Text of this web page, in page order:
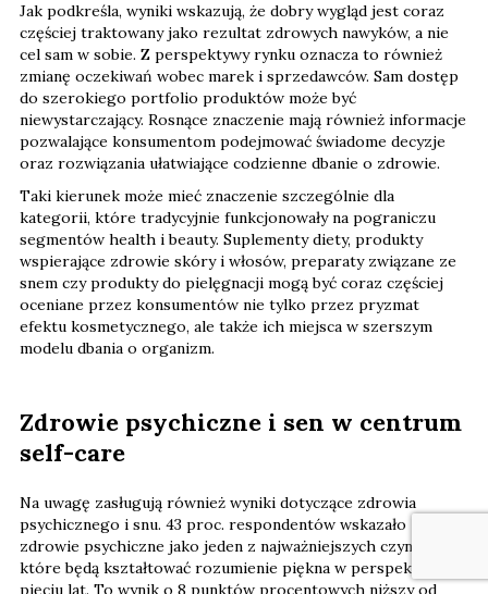
Jak podkreśla, wyniki wskazują, że dobry wygląd jest coraz
częściej traktowany jako rezultat zdrowych nawyków, a nie
cel sam w sobie. Z perspektywy rynku oznacza to również
zmianę oczekiwań wobec marek i sprzedawców. Sam dostęp
do szerokiego portfolio produktów może być
niewystarczający. Rosnące znaczenie mają również informacje
pozwalające konsumentom podejmować świadome decyzje
oraz rozwiązania ułatwiające codzienne dbanie o zdrowie.
Taki kierunek może mieć znaczenie szczególnie dla
kategorii, które tradycyjnie funkcjonowały na pograniczu
segmentów health i beauty. Suplementy diety, produkty
wspierające zdrowie skóry i włosów, preparaty związane ze
snem czy produkty do pielęgnacji mogą być coraz częściej
oceniane przez konsumentów nie tylko przez pryzmat
efektu kosmetycznego, ale także ich miejsca w szerszym
modelu dbania o organizm.
Zdrowie psychiczne i sen w centrum
self-care
Na uwagę zasługują również wyniki dotyczące zdrowia
psychicznego i snu. 43 proc. respondentów wskazało
zdrowie psychiczne jako jeden z najważniejszych czynników,
które będą kształtować rozumienie piękna w perspektywie
pięciu lat. To wynik o 8 punktów procentowych niższy od